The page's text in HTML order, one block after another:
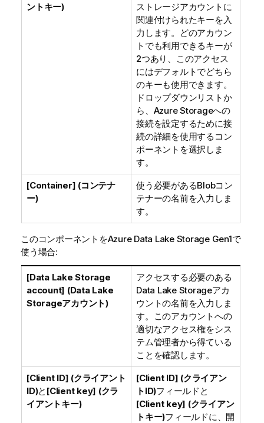
ントキー)
ストレージアカウントに
関連付けられたキーを入
力します。どのアカウン
トでも利用できるキーが
2つあり、このアクセス
にはデフォルトでどちら
のキーも使用できます。
ドロップダウンリストか
ら、Azure Storageへの
接続を設定するために接
続の詳細を使用するコン
ポーネントを選択しま
す。
[Container] (コンテナ
ー)
使う必要があるBlobコン
テナーの名前を入力しま
す。
このコンポーネントをAzure Data Lake Storage Gen1で
使う場合:
[Data Lake Storage
account] (Data Lake
Storageアカウント)
アクセスする必要のある
Data Lake Storageアカ
ウントの名前を入力しま
す。このアカウントへの
適切なアクセス権をシス
テム管理者から得ている
ことを確認します。
[Client ID] (クライアント
ID)と [Client key] (クラ
イアントキー)
[Client ID] (クライアン
トID)フィールドと
[Client key] (クライアン
トキー)フィールドに、開